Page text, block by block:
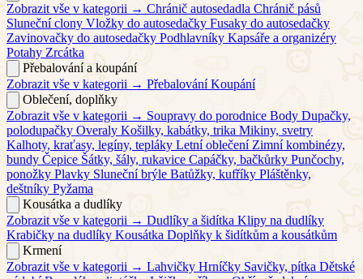
Zobrazit vše v kategorii → Chránič autosedadla Chránič pásů
Sluneční clony Vložky do autosedačky Fusaky do autosedačky
Zavinovačky do autosedačky Podhlavníky Kapsáře a organizéry
Potahy Zrcátka
Přebalování a koupání
Zobrazit vše v kategorii → Přebalování Koupání
Oblečení, doplňky
Zobrazit vše v kategorii → Soupravy do porodnice Body Dupačky,
polodupačky Overaly Košilky, kabátky, trika Mikiny, svetry
Kalhoty, kraťasy, legíny, tepláky Letní oblečení Zimní kombinézy,
bundy Čepice Šátky, šály, rukavice Capáčky, bačkůrky Punčochy,
ponožky Plavky Sluneční brýle Batůžky, kufříky Pláštěnky,
deštníky Pyžama
Kousátka a dudlíky
Zobrazit vše v kategorii → Dudlíky a šidítka Klipy na dudlíky
Krabičky na dudlíky Kousátka Doplňky k šidítkům a kousátkům
Krmení
Zobrazit vše v kategorii → Lahvičky Hrníčky Savičky, pítka Dětské